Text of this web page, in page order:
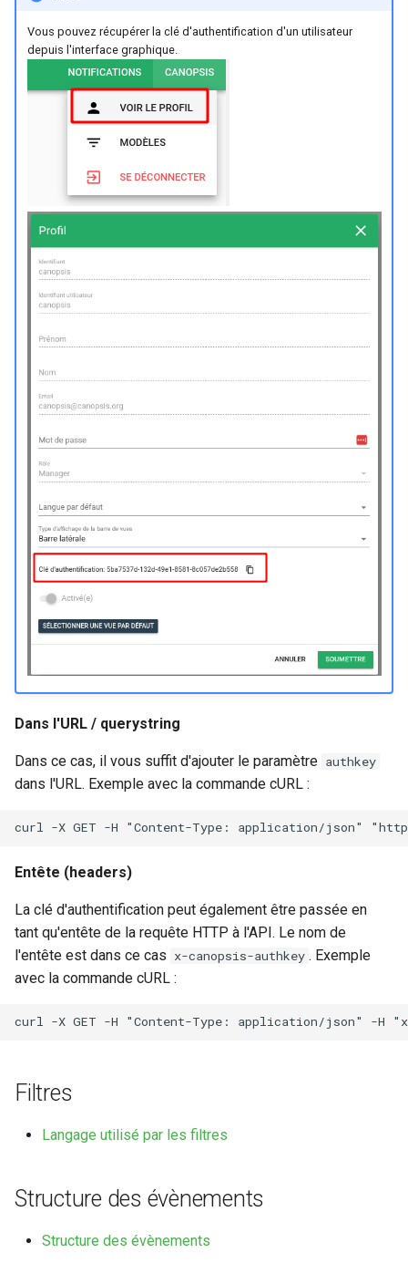
Vous pouvez récupérer la clé d'authentification d'un utilisateur
depuis l'interface graphique.
Dans l'URL / querystring
Dans ce cas, il vous suffit d'ajouter le paramètre authkey
dans l'URL. Exemple avec la commande cURL :
Entête (headers)
La clé d'authentification peut également être passée en
tant qu'entête de la requête HTTP à l'API. Le nom de
l'entête est dans ce cas x-canopsis-authkey . Exemple
avec la commande cURL :
Filtres
Langage utilisé par les filtres
Structure des évènements
Structure des évènements